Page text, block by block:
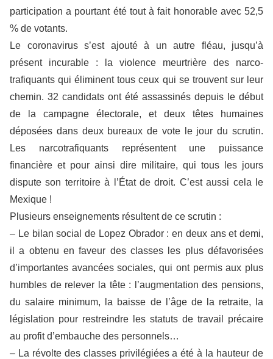
participation a pourtant été tout à fait honorable avec 52,5
% de votants.
Le coronavirus s’est ajouté à un autre fléau, jusqu’à
présent incurable : la violence meurtrière des narco-
trafiquants qui éliminent tous ceux qui se trouvent sur leur
chemin. 32 candidats ont été assassinés depuis le début
de la campagne électorale, et deux têtes humaines
déposées dans deux bureaux de vote le jour du scrutin.
Les narcotrafiquants représentent une puissance
financière et pour ainsi dire militaire, qui tous les jours
dispute son territoire à l’État de droit. C’est aussi cela le
Mexique !
Plusieurs enseignements résultent de ce scrutin :
– Le bilan social de Lopez Obrador : en deux ans et demi,
il a obtenu en faveur des classes les plus défavorisées
d’importantes avancées sociales, qui ont permis aux plus
humbles de relever la tête : l’augmentation des pensions,
du salaire minimum, la baisse de l’âge de la retraite, la
législation pour restreindre les statuts de travail précaire
au profit d’embauche des personnels…
– La révolte des classes privilégiées a été à la hauteur de